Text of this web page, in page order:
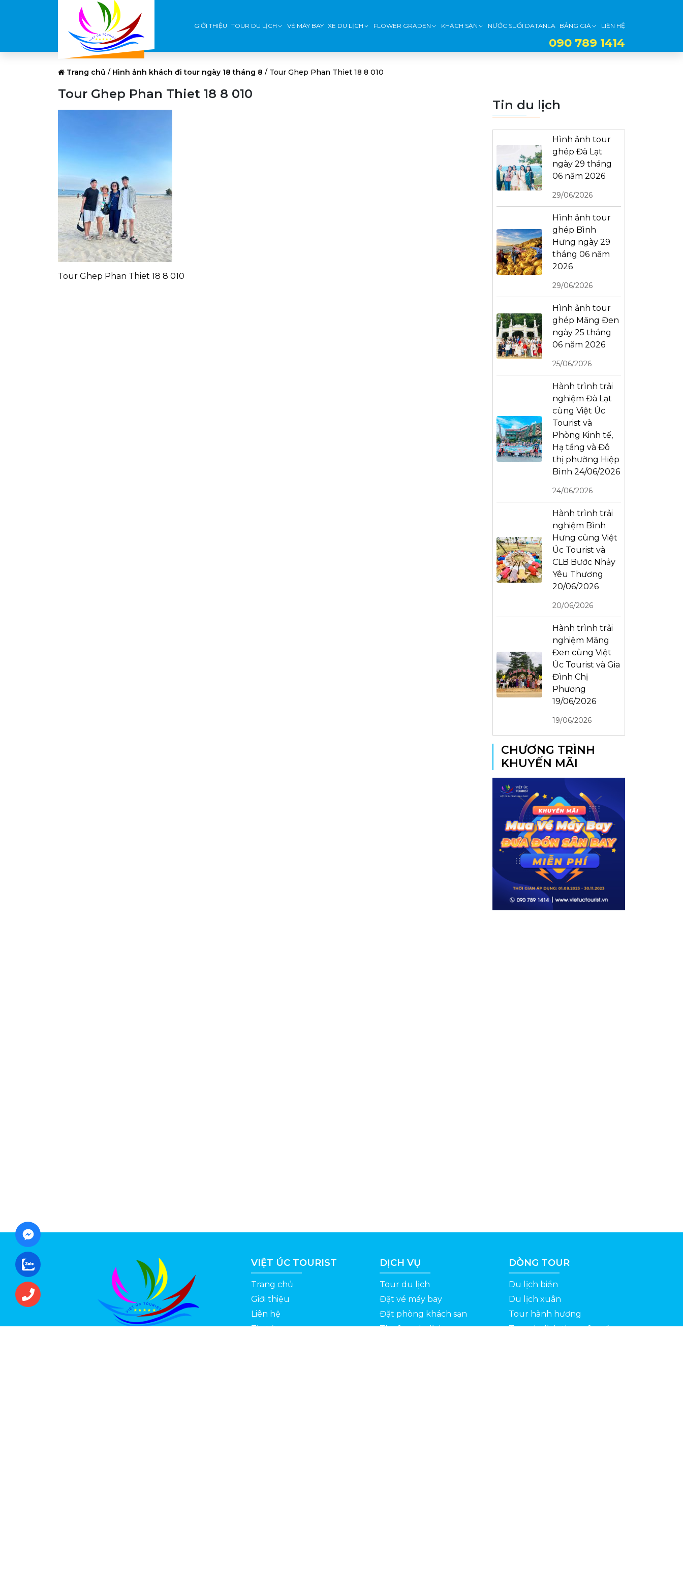
GIỚI THIỆU TOUR DU LỊCH VÉ MÁY BAY XE DU LỊCH FLOWER GRADEN KHÁCH SẠN NƯỚC SUỐI DATANLA BẢNG GIÁ LIÊN HỆ
090 789 1414
Trang chủ / Hình ảnh khách đi tour ngày 18 tháng 8 / Tour Ghep Phan Thiet 18 8 010
Tour Ghep Phan Thiet 18 8 010
Tour Ghep Phan Thiet 18 8 010
Tin du lịch
Hình ảnh tour
ghép Đà Lạt
ngày 29 tháng
06 năm 2026
29/06/2026
Hình ảnh tour
ghép Bình
Hưng ngày 29
tháng 06 năm
2026
29/06/2026
Hình ảnh tour
ghép Măng Đen
ngày 25 tháng
06 năm 2026
25/06/2026
Hành trình trải
nghiệm Đà Lạt
cùng Việt Úc
Tourist và
Phòng Kinh tế,
Hạ tầng và Đô
thị phường Hiệp
Bình 24/06/2026
24/06/2026
Hành trình trải
nghiệm Bình
Hưng cùng Việt
Úc Tourist và
CLB Bước Nhảy
Yêu Thương
20/06/2026
20/06/2026
Hành trình trải
nghiệm Măng
Đen cùng Việt
Úc Tourist và Gia
Đình Chị
Phương
19/06/2026
19/06/2026
CHƯƠNG TRÌNH
KHUYẾN MÃI
VIỆT ÚC TOURIST
Trang chủ
Giới thiệu
Liên hệ
Tin tức
DỊCH VỤ
Tour du lịch
Đặt vé máy bay
Đặt phòng khách sạn
Thuê xe du lịch
DÒNG TOUR
Du lịch biển
Du lịch xuân
Tour hành hương
Tour du lịch theo yêu cầu